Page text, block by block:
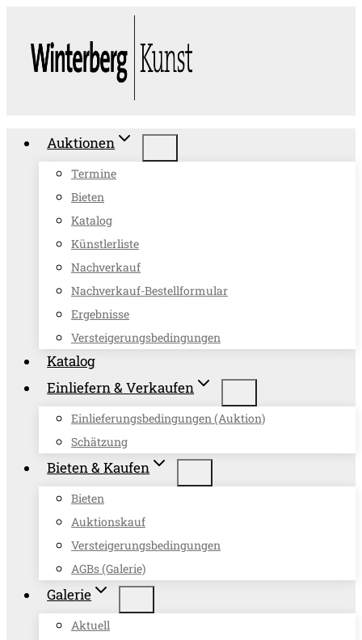
springen
Auktionen
Termine
Bieten
Katalog
Künstlerliste
Nachverkauf
Nachverkauf-Bestellformular
Ergebnisse
Versteigerungsbedingungen
Katalog
Einliefern & Verkaufen
Einlieferungsbedingungen (Auktion)
Schätzung
Bieten & Kaufen
Bieten
Auktionskauf
Versteigerungsbedingungen
AGBs (Galerie)
Galerie
Aktuell